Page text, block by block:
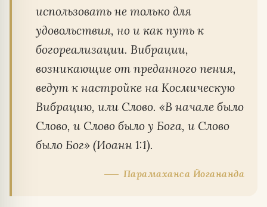
использовать не только для
удовольствия, но и как путь к
богореализации. Вибрации,
возникающие от преданного пения,
ведут к настройке на Космическую
Вибрацию, или Слово. «В начале было
Слово, и Слово было у Бога, и Слово
было Бог» (Иоанн 1:1).
Парамаханса Йогананда